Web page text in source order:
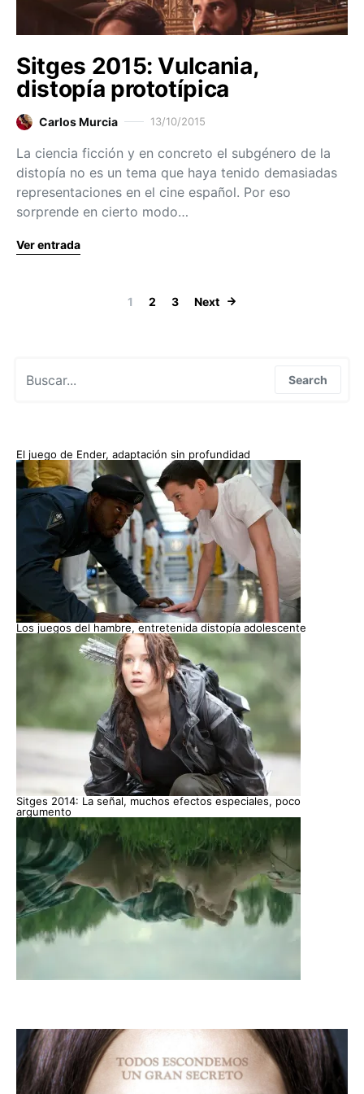
Sitges 2015: Vulcania,
distopía prototípica
Carlos Murcia 13/10/2015
La ciencia ficción y en concreto el subgénero de la
distopía no es un tema que haya tenido demasiadas
representaciones en el cine español. Por eso
sorprende en cierto modo…
Ver entrada
Paginación
1 2 3 Next
Search
El juego de Ender, adaptación sin profundidad
Los juegos del hambre, entretenida distopía adolescente
Sitges 2014: La señal, muchos efectos especiales, poco
argumento